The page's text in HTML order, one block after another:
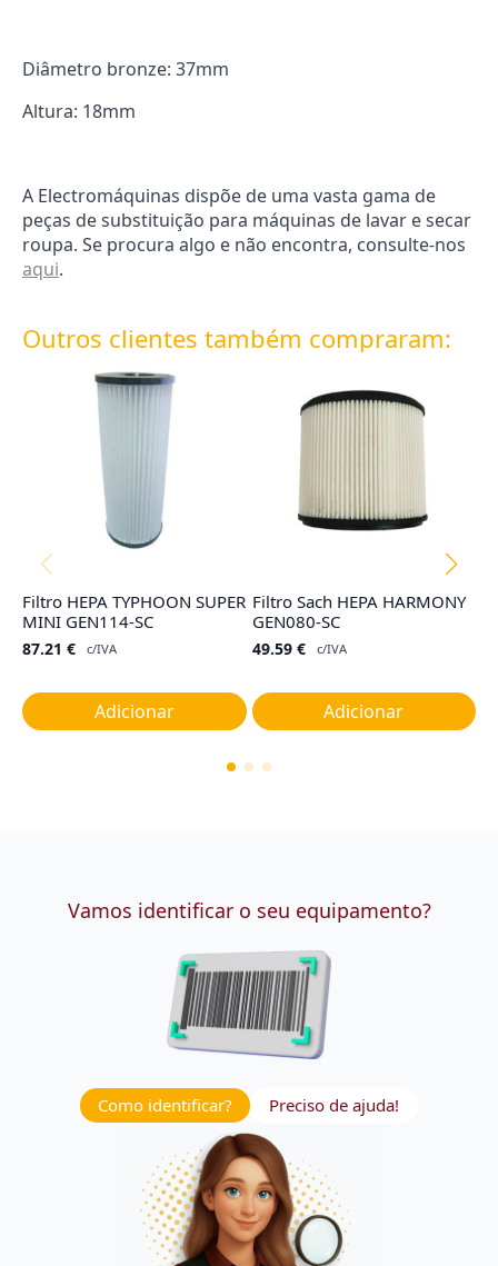
Diâmetro bronze: 37mm
Altura: 18mm
A Electromáquinas dispõe de uma vasta gama de
peças de substituição para máquinas de lavar e secar
roupa. Se procura algo e não encontra, consulte-nos
aqui.
Outros clientes também compraram:
Filtro HEPA TYPHOON SUPER
MINI GEN114-SC
87.21 € c/IVA
Adicionar
Filtro Sach HEPA HARMONY
GEN080-SC
49.59 € c/IVA
Adicionar
Vamos identificar o seu equipamento?
Como identificar? Preciso de ajuda!